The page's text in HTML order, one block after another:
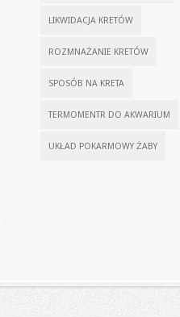
LIKWIDACJA KRETÓW
ROZMNAŻANIE KRETÓW
SPOSÓB NA KRETA
TERMOMENTR DO AKWARIUM
UKŁAD POKARMOWY ŻABY